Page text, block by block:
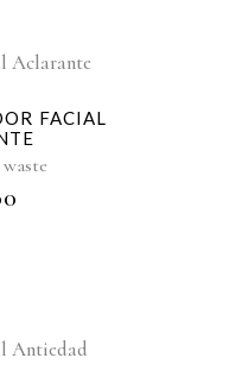
Sold
FACIAL